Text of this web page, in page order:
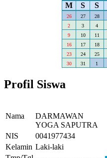
M
S S
26 27 28
2
3 4
9
10 11
16
17 18
23
24 25
30
31 1
Profil Siswa
Nama
DARMAWAN
YOGA SAPUTRA
NIS
0041977434
Kelamin Laki-laki